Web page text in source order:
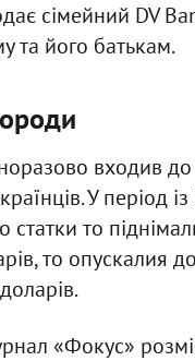
сімейний DV
та його батькам.
входив
У період
статки то
то опускалия
«Фокус»